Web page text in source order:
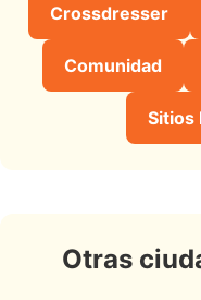
Crossdresser
Comunidad
Sitios
Otras